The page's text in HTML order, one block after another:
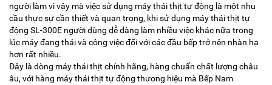
người làm vì vậy mà việc sử dụng máy thái thịt tự động là một nhu
cầu thực sự cần thiết và quan trọng, khi sử dụng máy thái thịt tự
động SL-300E người dùng dễ dàng làm nhiều việc khác nữa trong
lúc máy đang thái và công việc đối với các đầu bếp trở nên nhàn hạ
hơn rất nhiều.
Đây là dòng máy thái thịt chính hãng, hàng chuẩn chất lượng châu
âu, với hàng máy thái thịt tự động thương hiệu mà Bếp Nam